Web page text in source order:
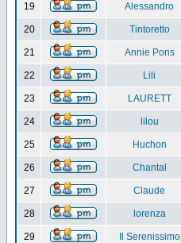
19 Alessandro
20 Tintoretto
21 Annie Pons
22 Lili
23 LAURETT
24 lilou
25 Huchon
26 Chantal
27 Claude
28 lorenza
29 Il Serenissimo